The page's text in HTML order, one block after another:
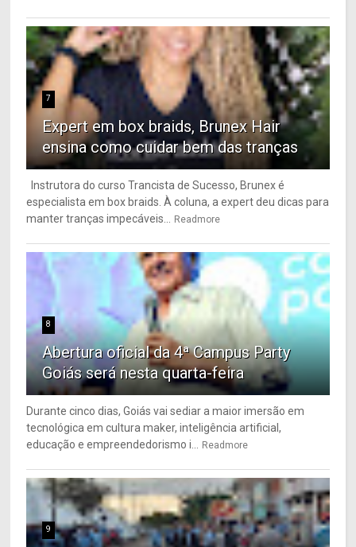
7
Expert em box braids, Brunex Hair
ensina como cuidar bem das tranças
Instrutora do curso Trancista de Sucesso, Brunex é
especialista em box braids. À coluna, a expert deu dicas para
manter tranças impecáveis... Readmore
8
Abertura oficial da 4ª Campus Party
Goiás será nesta quarta-feira
Durante cinco dias, Goiás vai sediar a maior imersão em
tecnológica em cultura maker, inteligência artificial,
educação e empreendedorismo i... Readmore
9